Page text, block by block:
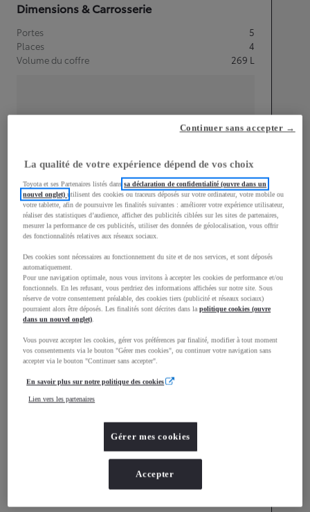
Dimensions & Carrosserie
Portes
5
Places
4
Volume du coffre
269 L
Longueur
3 700mm
Hauteur
1 510
Largeur
1 740mm
Consommation mixte
Émissions CO2
Accélération 0-100km/h
14,9
La qualité de votre expérience dépend de vos choix
Toyota et ses Partenaires listés danssa déclaration de confidentialité (ouvre dans un
nouvel onglet)utilisent des cookies ou traceurs déposés sur votre ordinateur, votre mobile ou
votre tablette, afin de poursuivre les finalités suivantes : améliorer votre expérience utilisateur,
réaliser des statistiques d’audience, afficher des publicités ciblées sur les sites de partenaires,
mesurer la performance de ces publicités, utiliser des données de géolocalisation, vous offrir
des fonctionnalités relatives aux réseaux sociaux.
Des cookies sont nécessaires au fonctionnement du site et de nos services, et sont déposés
automatiquement.
Pour une navigation optimale, nous vous invitons à accepter les cookies de performance et/ou
fonctionnels. En les refusant, vous perdriez des informations affichées sur notre site. Sous
réserve de votre consentement préalable, des cookies tiers (publicité et réseaux sociaux)
pourraient alors être déposés. Les finalités sont décrites dans lapolitique cookies (ouvre
dans un nouvel onglet).
Vous pouvez accepter les cookies, gérer vos préférences par finalité, modifier à tout moment
vos consentements via le bouton "Gérer mes cookies", ou continuer votre navigation sans
accepter via le bouton "Continuer sans accepter".
En savoir plus sur notre politique des cookies
Lien vers les partenaires
Gérer mes cookies
Continuer sans accepter →
Accepter